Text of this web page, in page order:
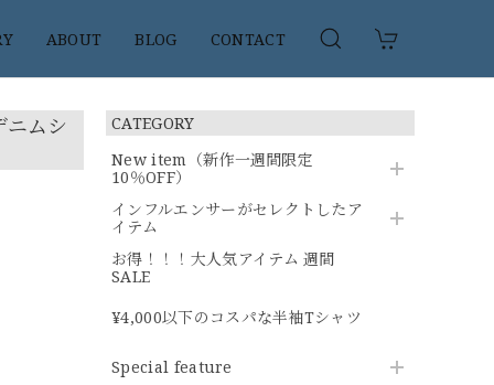
ABOUT BLOG CONTACT
CATEGORY
New item（新作一週間限定
10％OFF）
インフルエンサーがセレクトしたア
イテム
お得！！！大人気アイテム 週間
SALE
¥4,000以下のコスパな半袖Tシャツ
Special feature
ムシ